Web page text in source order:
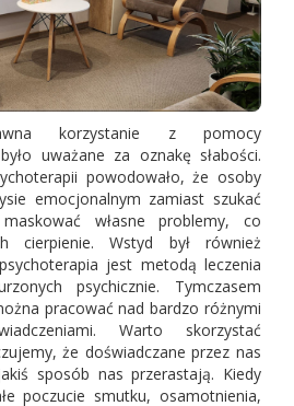
korzystanie z pomocy
uważane za oznakę słabości.
powodowało, że osoby
emocjonalnym zamiast szukać
własne problemy, co
cierpienie. Wstyd był również
jest metodą leczenia
psychicznie. Tymczasem
pracować nad bardzo różnymi
Warto skorzystać
że doświadczane przez nas
sposób nas przerastają. Kiedy
poczucie smutku, osamotnienia,